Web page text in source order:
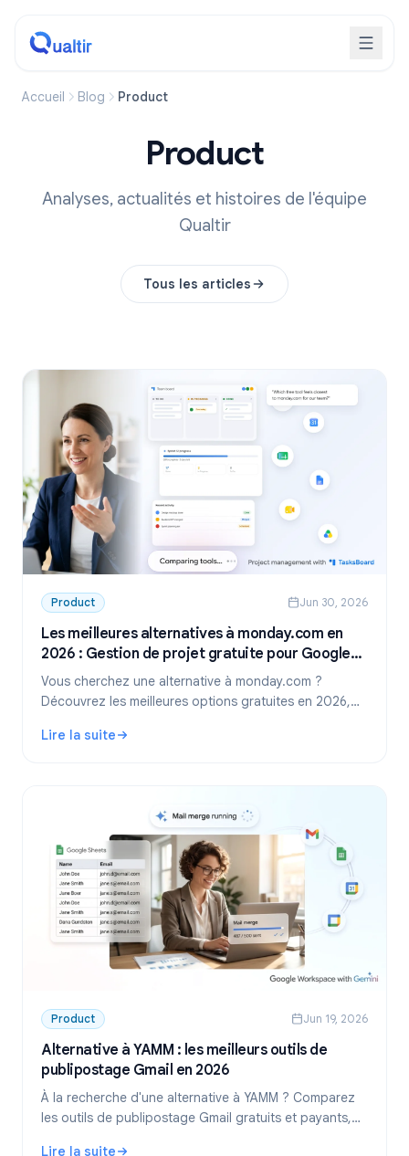
Accueil Blog Product
Product
Analyses, actualités et histoires de l'équipe
Qualtir
Tous les articles
Product Jun 30, 2026
Les meilleures alternatives à monday.com en
2026 : Gestion de projet gratuite pour Google
Workspace
Vous cherchez une alternative à monday.com ?
Découvrez les meilleures options gratuites en 2026,
Google Workspace : TasksBoard.
Lire la suite
: Les meilleures alternatives à monday.com en 2026 :
Product Jun 19, 2026
Alternative à YAMM : les meilleurs outils de
publipostage Gmail en 2026
À la recherche d'une alternative à YAMM ? Comparez
les outils de publipostage Gmail gratuits et payants,
Lire la suite